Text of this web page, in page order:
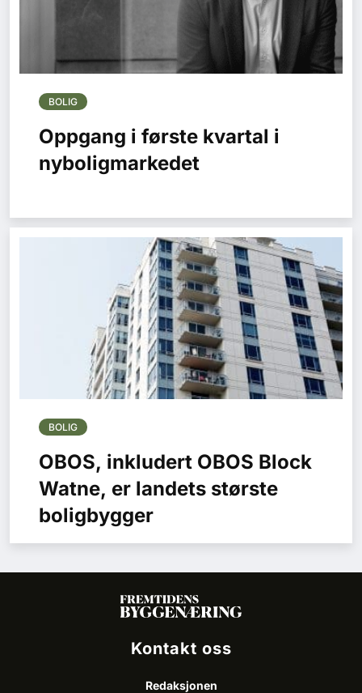
BOLIG
Oppgang i første kvartal i
nyboligmarkedet
BOLIG
OBOS, inkludert OBOS Block
Watne, er landets største
boligbygger
Kontakt oss
Redaksjonen